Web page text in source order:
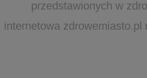
przedstawionych w
internetowa